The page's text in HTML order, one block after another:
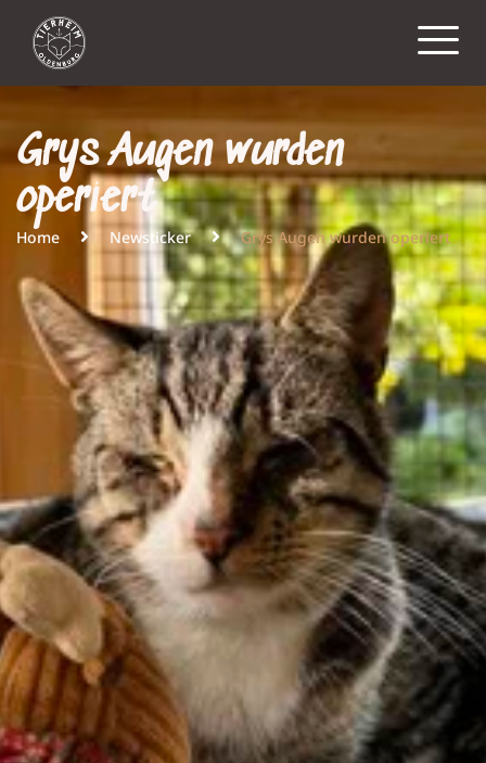
Grys Augen wurden
operiert
Home Newsticker Grys Augen wurden operiert